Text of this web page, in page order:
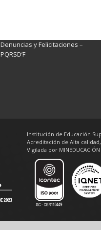
Denuncias y Felicitaciones –
PQRSD’F
Institución de Educación
Acreditación de Alta
Vigilada por MINEDUCACIÓN